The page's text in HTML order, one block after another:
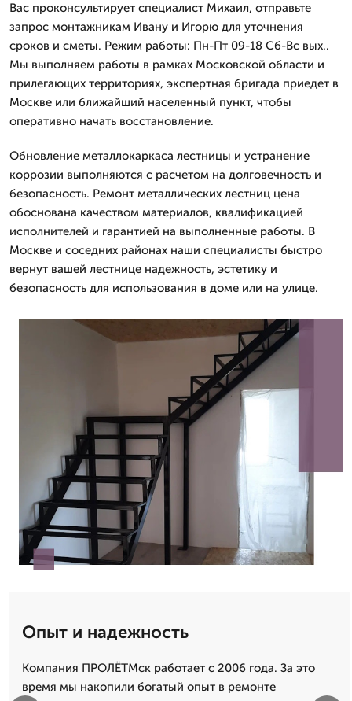
Вас проконсультирует специалист Михаил, отправьте
запрос монтажникам Ивану и Игорю для уточнения
сроков и сметы. Режим работы: Пн-Пт 09-18 Сб-Вс вых..
Мы выполняем работы в рамках Московской области и
прилегающих территориях, экспертная бригада приедет в
Москве или ближайший населенный пункт, чтобы
оперативно начать восстановление.
Обновление металлокаркаса лестницы и устранение
коррозии выполняются с расчетом на долговечность и
безопасность. Ремонт металлических лестниц цена
обоснована качеством материалов, квалификацией
исполнителей и гарантией на выполненные работы. В
Москве и соседних районах наши специалисты быстро
вернут вашей лестнице надежность, эстетику и
безопасность для использования в доме или на улице.
Опыт и надежность
Компания ПРОЛЁТМск работает с 2006 года. За это
время мы накопили богатый опыт в ремонте